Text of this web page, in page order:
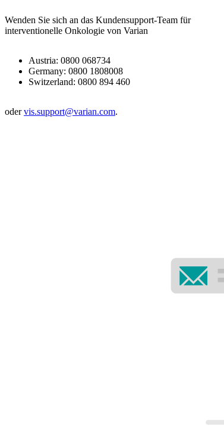
Wenden Sie sich an das Kundensupport-Team für
interventionelle Onkologie von Varian
Austria: 0800 068734
Germany: 0800 1808008
Switzerland: 0800 894 460
odervis.support@varian.com.